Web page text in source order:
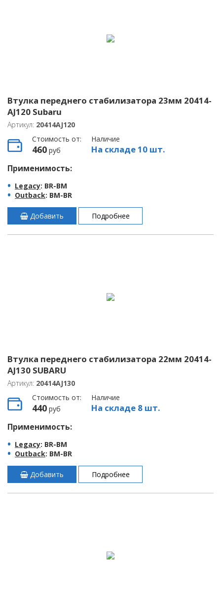
Втулка переднего стабилизатора 23мм 20414-
AJ120 Subaru
Артикул: 20414AJ120
Стоимость от:
460 руб
Наличие
На складе 10 шт.
Применимость:
Legacy: BR-BM
Outback: BM-BR
Добавить Подробнее
Втулка переднего стабилизатора 22мм 20414-
AJ130 SUBARU
Артикул: 20414AJ130
Стоимость от:
440 руб
Наличие
На складе 8 шт.
Применимость:
Legacy: BR-BM
Outback: BM-BR
Добавить Подробнее